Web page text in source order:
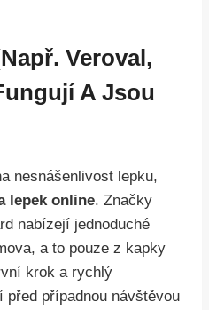
Veroval,
A Jsou
nesnášenlivost lepku,
lepek online. Značky
nabízejí jednoduché
a to pouze z kapky
krok a rychlý
případnou návštěvou